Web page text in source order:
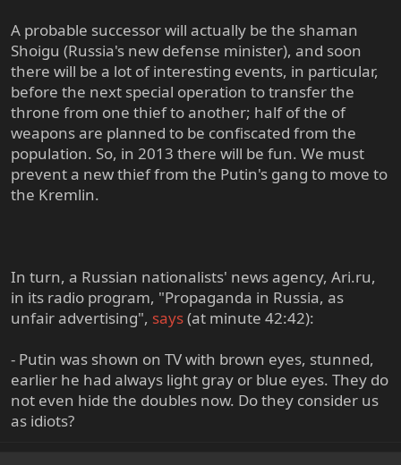
A probable successor will actually be the shaman
Shoigu (Russia's new defense minister), and soon
there will be a lot of interesting events, in particular,
before the next special operation to transfer the
throne from one thief to another; half of the of
weapons are planned to be confiscated from the
population. So, in 2013 there will be fun. We must
prevent a new thief from the Putin's gang to move to
the Kremlin.
In turn, a Russian nationalists' news agency, Ari.ru,
in its radio program, "Propaganda in Russia, as
unfair advertising", says(at minute 42:42):
- Putin was shown on TV with brown eyes, stunned,
earlier he had always light gray or blue eyes. They do
not even hide the doubles now. Do they consider us
as idiots?